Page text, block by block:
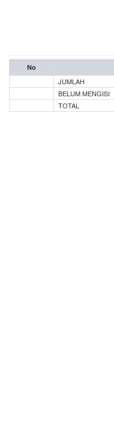
No
JUMLAH
BELUM MENGISI
TOTAL